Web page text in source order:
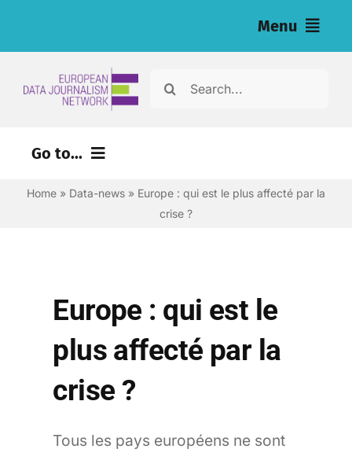
Menu
Search
Go to...
Home » Data-news » Europe : qui est le plus affecté par la
crise ?
Europe : qui est le
plus affecté par la
crise ?
Tous les pays européens ne sont